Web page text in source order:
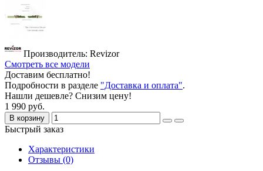
Производитель: Revizor
Смотреть все модели
Доставим бесплатно!
Подробности в разделе "Доставка и оплата".
Нашли дешевле? Снизим цену!
1 990 руб.
В корзину
Быстрый заказ
Характеристики
Отзывы (0)